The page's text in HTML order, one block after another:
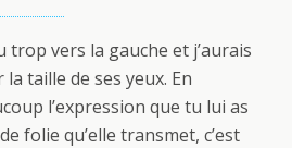
trop vers la gauche et j’aurais
taille de ses yeux. En
l’expression que tu lui as
folie qu’elle transmet, c’est